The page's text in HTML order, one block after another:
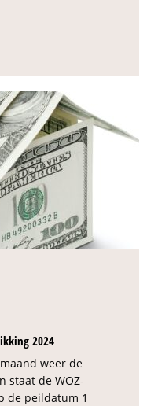
2024
weer de
staat de WOZ-
de peildatum 1